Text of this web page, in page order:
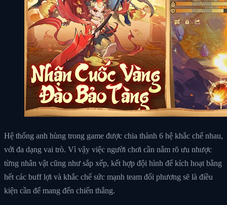
Hệ thống anh hùng trong game được chia thành 6 hệ khắc chế nhau,
với đa dạng vai trò. Vì vậy việc người chơi cần nắm rõ ưu nhược
từng nhân vật cũng như sắp xếp, kết hợp đội hình để kích hoạt bằng
hết các buff lợi và khắc chế sức mạnh team đối phương sẽ là điều
kiện cần để mang đến chiến thắng.